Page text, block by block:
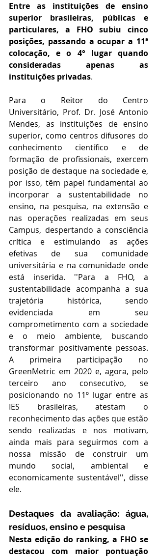
Entre as instituições de ensino
superior brasileiras, públicas e
particulares, a FHO subiu cinco
posições, passando a ocupar a 11ª
colocação, e o 4° lugar quando
consideradas apenas as
instituições privadas.
Para o Reitor do Centro
Universitário, Prof. Dr. José Antonio
Mendes, as instituições de ensino
superior, como centros difusores do
conhecimento científico e de
formação de profissionais, exercem
posição de destaque na sociedade e,
por isso, têm papel fundamental ao
incorporar a sustentabilidade no
ensino, na pesquisa, na extensão e
nas operações realizadas em seus
Campus, despertando a consciência
crítica e estimulando as ações
efetivas de sua comunidade
universitária e na comunidade onde
está inserida. ''Para a FHO, a
sustentabilidade acompanha a sua
trajetória histórica, sendo
evidenciada em seu
comprometimento com a sociedade
e o meio ambiente, buscando
transformar positivamente pessoas.
A primeira participação no
GreenMetric em 2020 e, agora, pelo
terceiro ano consecutivo, se
posicionando no 11º lugar entre as
IES brasileiras, atestam o
reconhecimento das ações que estão
sendo realizadas e nos motivam,
ainda mais para seguirmos com a
nossa missão de construir um
mundo social, ambiental e
economicamente sustentável'', disse
ele.
Destaques da avaliação: água,
resíduos, ensino e pesquisa
Nesta edição do ranking, a FHO se
destacou com maior pontuação